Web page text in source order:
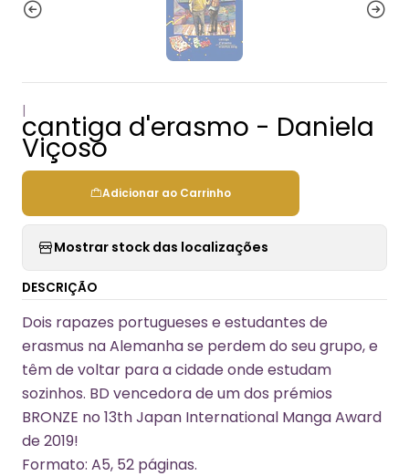
|cantiga d'erasmo - Daniela
Viçoso
Adicionar ao Carrinho
Mostrar stock das localizações
DESCRIÇÃO
Dois rapazes portugueses e estudantes de
erasmus na Alemanha se perdem do seu grupo, e
têm de voltar para a cidade onde estudam
sozinhos. BD vencedora de um dos prémios
BRONZE no 13th Japan International Manga Award
de 2019!
Formato: A5, 52 páginas.